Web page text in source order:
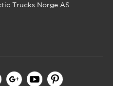
Trucks Norge AS